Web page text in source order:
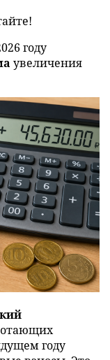
году
увеличения
году